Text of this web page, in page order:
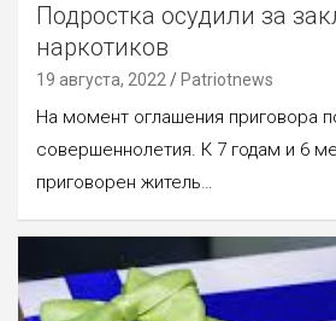
Подростка осудили за
наркотиков
19 августа, 2022 Patriotnews
На момент оглашения приговора
совершеннолетия. К 7 годам и 6
приговорен житель…